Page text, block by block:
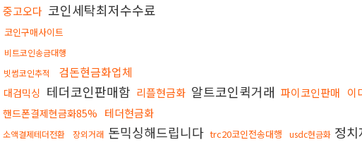
중고오다 코인세탁최저수수료
코인구매사이트
비트코인송금대행
빗썸코인추적
검돈현금화업체
대검믹싱 테더코인판매함 리플현금화 알트코인퀵거래 파이코인판매 이
핸드폰결제현금화85% 테더현금화
소액결제테더전환 장외거래 돈믹싱해드립니다 trc20코인전송대행 usdc현금화 정